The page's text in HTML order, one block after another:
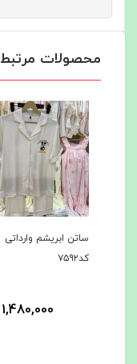
محصولات مرتبط
ساتن ابریشم وارداتی
کد۷۵۹۲
1,480,000